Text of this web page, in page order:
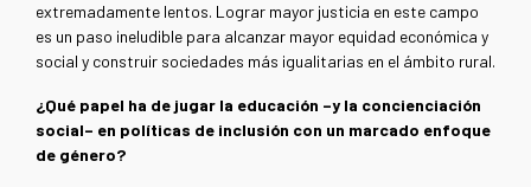
extremadamente lentos. Lograr mayor justicia en este campo
es un paso ineludible para alcanzar mayor equidad económica y
social y construir sociedades más igualitarias en el ámbito rural.
¿Qué papel ha de jugar la educación –y la concienciación
social– en políticas de inclusión con un marcado enfoque
de género?